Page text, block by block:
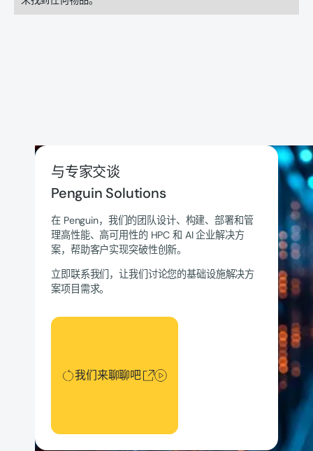
与专家交谈
Penguin Solutions
在 Penguin，我们的团队设计、构建、部署和管
理高性能、高可用性的 HPC 和 AI 企业解决方
案，帮助客户实现突破性创新。
立即联系我们，让我们讨论您的基础设施解决方
案项目需求。
我们来聊聊吧
我们来聊聊吧